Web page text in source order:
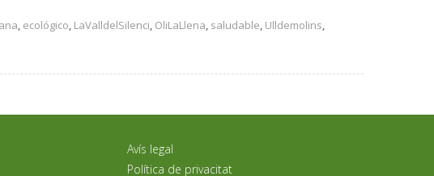
, ecológico, LaValldelSilenci, OliLaLlena, saludable, Ulldemolins,
Avís legal
Política de privacitat